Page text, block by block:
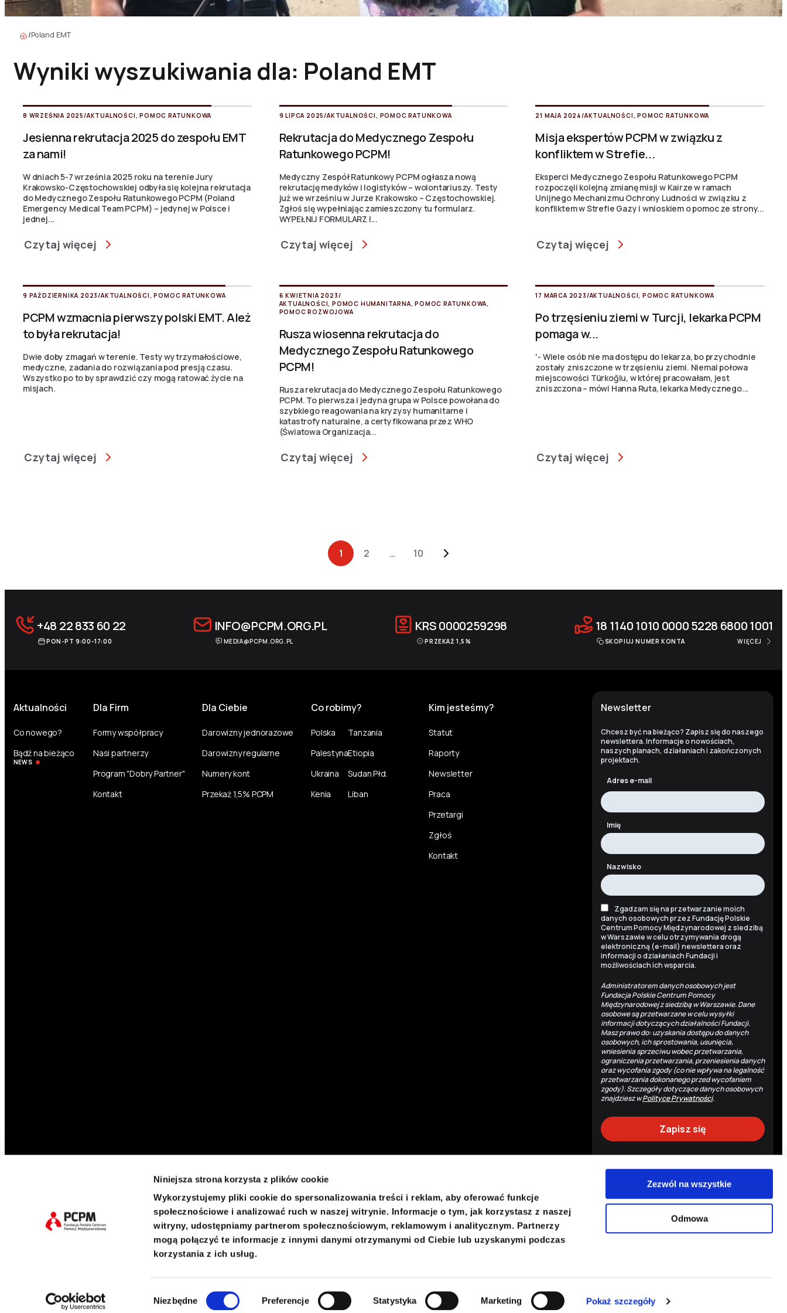
Niniejsza strona korzysta z plików cookie
Wykorzystujemy pliki cookie do spersonalizowania treści i reklam, aby oferować funkcje
społecznościowe i analizować ruch w naszej witrynie. Informacje o tym, jak korzystasz z naszej
witryny, udostępniamy partnerom społecznościowym, reklamowym i analitycznym. Partnerzy
mogą połączyć te informacje z innymi danymi otrzymanymi od Ciebie lub uzyskanymi podczas
korzystania z ich usług.
zgody
Niezbędne Preferencje Statystyka Marketing Pokaż szczegóły
Zezwól na wszystkie
Odmowa
/Poland EMT
Wyniki wyszukiwania dla: Poland EMT
8 WRZEŚNIA 2025 /AKTUALNOŚCI ,POMOC RATUNKOWA
Jesienna rekrutacja 2025 do zespołu EMT
za nami!
W dniach 5-7 września 2025 roku na terenie Jury
Krakowsko-Częstochowskiej odbyła się kolejna rekrutacja
do Medycznego Zespołu Ratunkowego PCPM (Poland
Emergency Medical Team PCPM) – jedynej w Polsce i
jednej...
Czytaj więcej
9 LIPCA 2025 /AKTUALNOŚCI , POMOC RATUNKOWA
Rekrutacja do Medycznego Zespołu
Ratunkowego PCPM!
Medyczny Zespół Ratunkowy PCPM ogłasza nową
rekrutację medyków i logistyków – wolontariuszy. Testy
już we wrześniu w Jurze Krakowsko – Częstochowskiej.
Zgłoś się wypełniając zamieszczony tu formularz.
WYPEŁNIJ FORMULARZ I...
Czytaj więcej
21 MAJA 2024 /AKTUALNOŚCI ,POMOC RATUNKOWA
Misja ekspertów PCPM w związku z
konfliktem w Strefie...
Eksperci Medycznego Zespołu Ratunkowego PCPM
rozpoczęli kolejną zmianę misji w Kairze w ramach
Unijnego Mechanizmu Ochrony Ludności w związku z
konfliktem w Strefie Gazy i wnioskiem o pomoc ze strony...
Czytaj więcej
9 PAŹDZIERNIKA 2023 /AKTUALNOŚCI ,POMOC RATUNKOWA
PCPM wzmacnia pierwszy polski EMT. Ależ
to była rekrutacja!
Dwie doby zmagań w terenie. Testy wytrzymałościowe,
medyczne, zadania do rozwiązania pod presją czasu.
Wszystko po to by sprawdzić czy mogą ratować życie na
misjach.
Czytaj więcej
6 KWIETNIA 2023 /
AKTUALNOŚCI,POMOC HUMANITARNA,POMOC RATUNKOWA,
POMOC ROZWOJOWA
Rusza wiosenna rekrutacja do
Medycznego Zespołu Ratunkowego
PCPM!
Rusza rekrutacja do Medycznego Zespołu Ratunkowego
PCPM. To pierwsza i jedyna grupa w Polsce powołana do
szybkiego reagowania na kryzysy humanitarne i
katastrofy naturalne, a certyfikowana przez WHO
(Światowa Organizacja...
Czytaj więcej
17 MARCA 2023 /AKTUALNOŚCI, POMOC RATUNKOWA
Po trzęsieniu ziemi w Turcji, lekarka PCPM
pomaga w...
'- Wiele osób nie ma dostępu do lekarza, bo przychodnie
zostały zniszczone w trzęsieniu ziemi. Niemal połowa
miejscowości Türkoğlu, w której pracowałam, jest
zniszczona – mówi Hanna Ruta, lekarka Medycznego...
Czytaj więcej
1 2 … 10
+48 22 833 60 22
PON-PT 9:00-17:00
INFO@PCPM.ORG.PL
MEDIA@PCPM.ORG.PL
KRS0000259298
PRZEKAŻ 1,5%
18 1140 1010 0000 5228 6800 1001
SKOPIUJ NUMER KONTA WIĘCEJ
Newsletter
Chcesz być na bieżąco? Zapisz się do naszego
newslettera. Informacje o nowościach,
naszych planach, działaniach i zakończonych
projektach.
Adres e-mail
Imię
Nazwisko
Zgadzam się na przetwarzanie moich
danych osobowych przez Fundację Polskie
Centrum Pomocy Międzynarodowej z siedzibą
w Warszawie w celu otrzymywania drogą
elektroniczną (e-mail) newslettera oraz
informacji o działaniach Fundacji i
możliwościach ich wsparcia.
Administratorem danych osobowych jest
Fundacja Polskie Centrum Pomocy
Międzynarodowej z siedzibą w Warszawie. Dane
osobowe są przetwarzane w celu wysyłki
informacji dotyczących działalności Fundacji.
Masz prawo do: uzyskania dostępu do danych
osobowych, ich sprostowania, usunięcia,
wniesienia sprzeciwu wobec przetwarzania,
ograniczenia przetwarzania, przeniesienia danych
oraz wycofania zgody (co nie wpływa na legalność
przetwarzania dokonanego przed wycofaniem
zgody). Szczegóły dotyczące danych osobowych
znajdziesz wPolityce Prywatności.
Aktualności
Co nowego?
Bądź na bieżąco
NEWS
Dla Firm
Formy współpracy
Nasi partnerzy
Program "Dobry Partner"
Kontakt
Dla Ciebie
Darowizny jednorazowe
Darowizny regularne
Numery kont
Przekaż 1,5% PCPM
Co robimy?
Polska
Palestyna
Ukraina
Kenia
Tanzania
Etiopia
Sudan Płd.
Liban
Kim jesteśmy?
Statut
Raporty
Newsletter
Praca
Przetargi
Zgłoś
Kontakt
LinkedIn Powrót do góry
Polityka prywatnościPolityka cookies